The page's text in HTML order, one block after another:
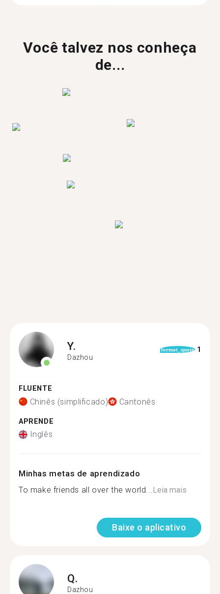
Você talvez nos conheça
de...
Y.
Dazhou
format_quote 1
FLUENTE
Chinês (simplificado) Cantonês
APRENDE
Inglês
Minhas metas de aprendizado
To make friends all over the world...Leia mais
Baixe o aplicativo
Q.
Dazhou